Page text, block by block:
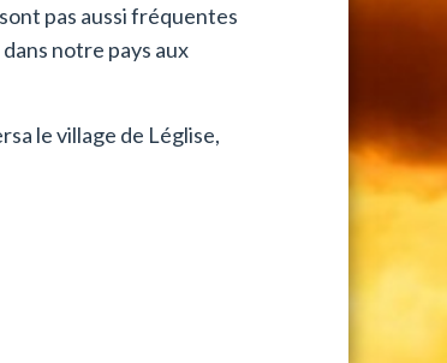
pas aussi fréquentes
notre pays aux
le village de Léglise,